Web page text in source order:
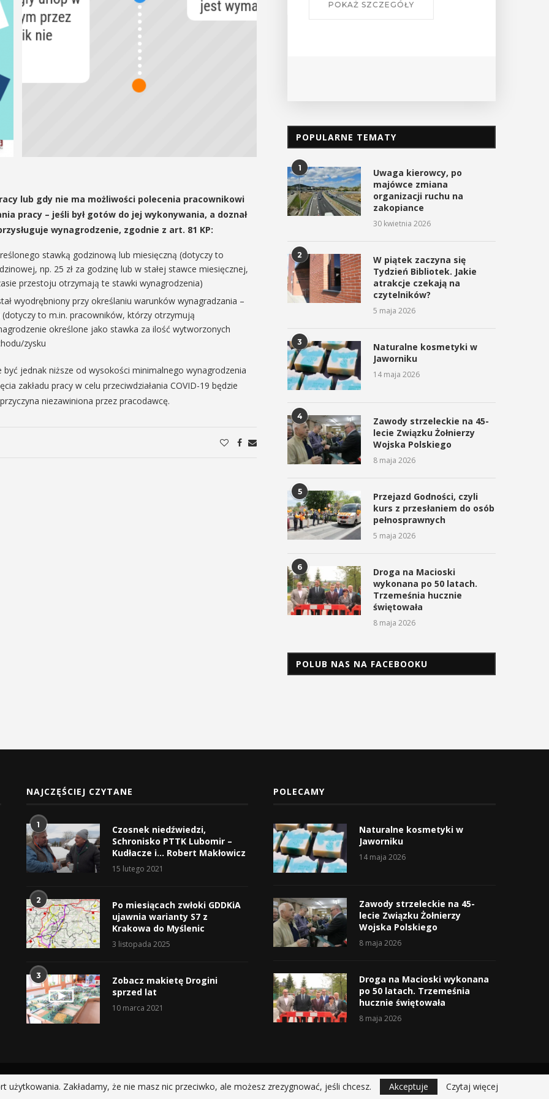
lub gdy nie ma możliwości polecenia pracownikowi
pracy – jeśli był gotów do jej wykonywania, a doznał
wynagrodzenie, zgodnie z art. 81 KP:
stawką godzinową lub miesięczną (dotyczy to
np. 25 zł za godzinę lub w stałej stawce miesięcznej,
przestoju otrzymają te stawki wynagrodzenia)
wyodrębniony przy określaniu warunków wynagradzania –
to m.in. pracowników, którzy otrzymują
określone jako stawka za ilość wytworzonych
zysku
jednak niższe od wysokości minimalnego wynagrodzenia
zakładu pracy w celu przeciwdziałania COVID-19 będzie
niezawiniona przez pracodawcę.
POKAŻ SZCZEGÓŁY
POPULARNE TEMATY
1
Uwaga kierowcy, po
majówce zmiana
organizacji ruchu na
zakopiance
30 kwietnia 2026
2
W piątek zaczyna się
Tydzień Bibliotek. Jakie
atrakcje czekają na
czytelników?
5 maja 2026
3
Naturalne kosmetyki w
Jaworniku
14 maja 2026
4
Zawody strzeleckie na 45-
lecie Związku Żołnierzy
Wojska Polskiego
8 maja 2026
5
Przejazd Godności, czyli
kurs z przesłaniem do osób
pełnosprawnych
5 maja 2026
6
Droga na Macioski
wykonana po 50 latach.
Trzemeśnia hucznie
świętowała
8 maja 2026
POLUB NAS NA FACEBOOKU
NAJCZĘŚCIEJ CZYTANE
1
Czosnek niedźwiedzi,
Schronisko PTTK Lubomir –
Kudłacze i… Robert Makłowicz
15 lutego 2021
2
Po miesiącach zwłoki GDDKiA
ujawnia warianty S7 z
Krakowa do Myślenic
3 listopada 2025
3
Zobacz makietę Drogini
sprzed lat
10 marca 2021
POLECAMY
Naturalne kosmetyki w
Jaworniku
14 maja 2026
Zawody strzeleckie na 45-
lecie Związku Żołnierzy
Wojska Polskiego
8 maja 2026
Droga na Macioski wykonana
po 50 latach. Trzemeśnia
hucznie świętowała
8 maja 2026
@2019 - All Right Reserved.
Zakładamy, że nie masz nic przeciwko, ale możesz zrezygnować, jeśli chcesz. Akceptuje Czytaj więcej